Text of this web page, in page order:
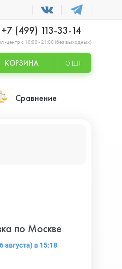
+7 (499) 113-33-14
-центр с 10:00 - 21:00 (без выходных)
КОРЗИНА 0 ШТ
Сравнение
по Москве
августа) в 15:18